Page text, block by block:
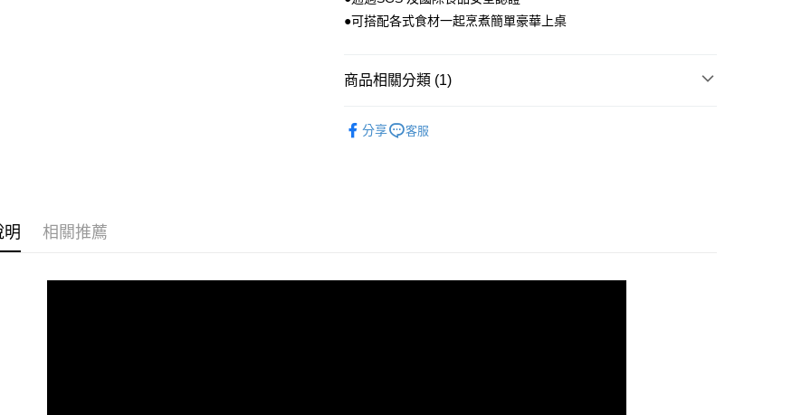
每筆NT$80，滿NT$499(含以上)免運費
每筆NT$100，滿NT$888(含以上)免運費
每筆NT$280
●可搭配各式食材一起烹煮簡單豪華上桌
商品相關分類 (1)
分享
客服
明 相關推薦